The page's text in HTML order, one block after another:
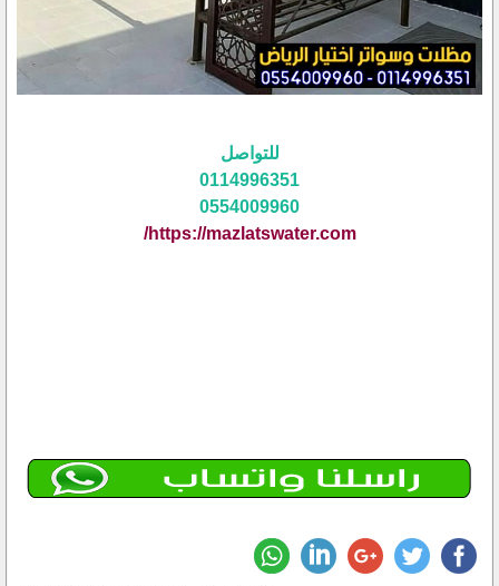
للتواصل
0114996351
0554009960
https://mazlatswater.com/